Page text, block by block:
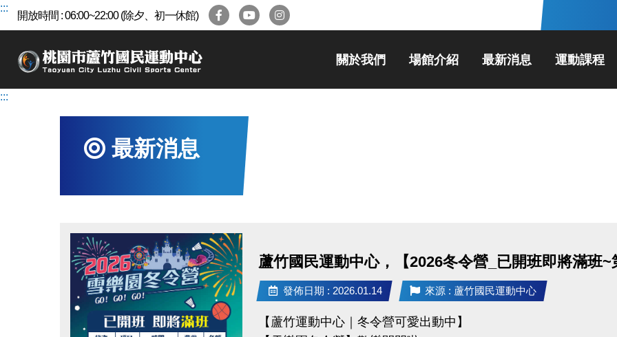
跳
區
:::
開放時間 : 06:00~22:00 (除夕、初一休館)
關於我們 場館介紹 最新消息 運動課程
:::
最新消息
蘆竹國民運動中心，【2026冬令營_已開班即將滿班
發佈日期 : 2026.01.14 來源 : 蘆竹國民運動中心
【蘆竹運動中心｜冬令營可愛出動中】